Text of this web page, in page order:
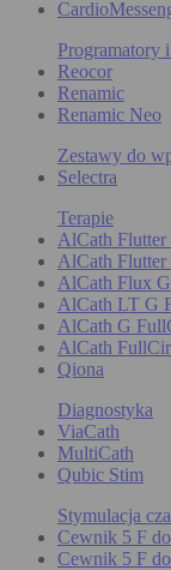
Programatory
Reocor
Renamic
Renamic Neo
Zestawy do
Selectra
Terapie
AlCath
AlCath
AlCath Flux
AlCath LT G
AlCath G
AlCath
Qiona
Diagnostyka
ViaCath
MultiCath
Qubic Stim
Stymulacja
Cewnik 5 F
Cewnik 5 F